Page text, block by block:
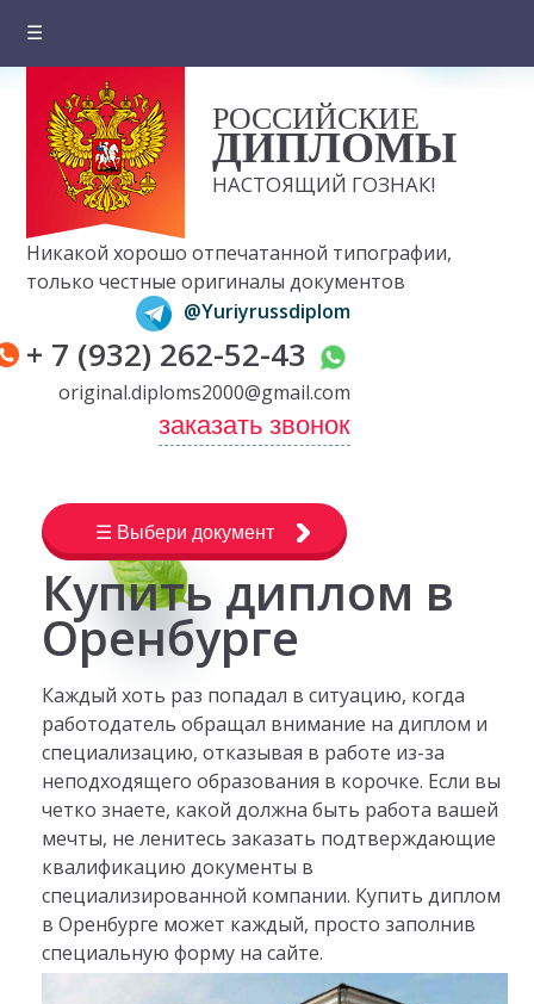
☰
О компании
Цены на документы
Вопросы и ответы
Отзывы клиентов
Оплата и доставка
Контакты
РОССИЙСКИЕ
ДИПЛОМЫ
НАСТОЯЩИЙ ГОЗНАК!
Никакой хорошо отпечатанной типографии,
только честные оригиналы документов
@Yuriyrussdiplom
+ 7 (932) 262-52-43
original.diploms2000@gmail.com
заказать звонок
☰ Выбери документ
Купить диплом в
Оренбурге
Каждый хоть раз попадал в ситуацию, когда
работодатель обращал внимание на диплом и
специализацию, отказывая в работе из-за
неподходящего образования в корочке. Если вы
четко знаете, какой должна быть работа вашей
мечты, не ленитесь заказать подтверждающие
квалификацию документы в
специализированной компании. Купить диплом
в Оренбурге может каждый, просто заполнив
специальную форму на сайте.